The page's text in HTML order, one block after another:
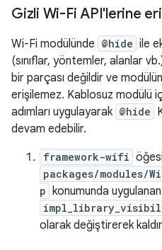
Gizli Wi-Fi API'lerine
Wi-Fi modülünde @hide ile
(sınıflar, yöntemler, alanlar
bir parçası değildir ve
erişilemez. Kablosuz modülü
adımları uygulayarak @hide
devam edebilir.
framework-wifi
packages/modules/
p
konumunda uygulanan
olarak değiştirerek